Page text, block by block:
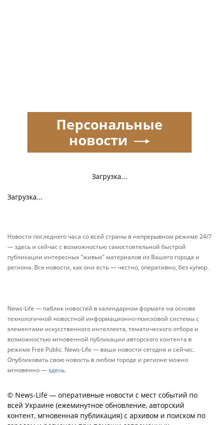
Загрузка...
Загрузка...
Персональные
новости
Новости последнего часа со всей страны в непрерывном режиме 24/7
— здесь и сейчас с возможностью самостоятельной быстрой
публикации интересных "живых" материалов из Вашего города и
региона. Все новости, как они есть — честно, оперативно, без купюр.
News-Life — паблик новостей в календарном формате на основе
технологичной новостной информационно-поисковой системы с
элементами искусственного интеллекта, тематического отбора и
возможностью мгновенной публикации авторского контента в
режиме Free Public. News-Life — ваши новости сегодня и сейчас.
Опубликовать свою новость в любом городе и регионе можно
мгновенно —здесь.
© News-Life — оперативные новости с мест событий по
всей Украине (ежеминутное обновление, авторский
контент, мгновенная публикация) с архивом и поиском по